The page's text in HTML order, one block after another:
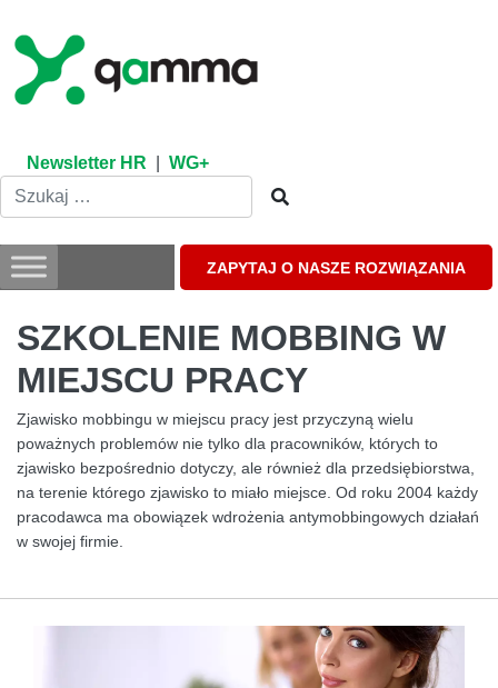
content
Newsletter HR WG+
ZAPYTAJ O NASZE ROZWIĄZANIA
SZKOLENIE MOBBING W
MIEJSCU PRACY
Zjawisko mobbingu w miejscu pracy jest przyczyną wielu
poważnych problemów nie tylko dla pracowników, których to
zjawisko bezpośrednio dotyczy, ale również dla przedsiębiorstwa,
na terenie którego zjawisko to miało miejsce. Od roku 2004 każdy
pracodawca ma obowiązek wdrożenia antymobbingowych działań
w swojej firmie.